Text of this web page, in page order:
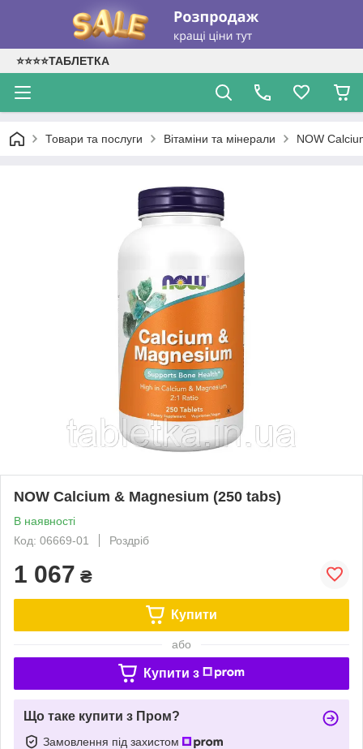
⭐⭐⭐⭐ТАБЛЕТКА
Товари та послуги Вітаміни та мінерали NOW
NOW Calcium & Magnesium (250 tabs)
В наявності
Код: 06669-01
Роздріб
1 067 ₴
Купити
або
Купити з
Що таке купити з Пром?
Замовлення під захистом